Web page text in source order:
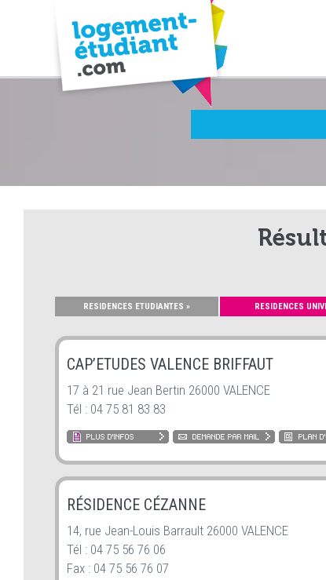
RESIDENCES ETUDIANTES » RESIDENCES
CAP’ETUDES VALENCE BRIFFAUT
17 à 21 rue Jean Bertin 26000 VALENCE
Tél : 04 75 81 83 83
RÉSIDENCE CÉZANNE
14, rue Jean-Louis Barrault 26000 VALENCE
Tél : 04 75 56 76 06
Fax : 04 75 56 76 07